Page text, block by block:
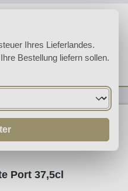
Du hast 0
Port 37,5cl
Ihres Lieferlandes.
Bestellung liefern sollen.